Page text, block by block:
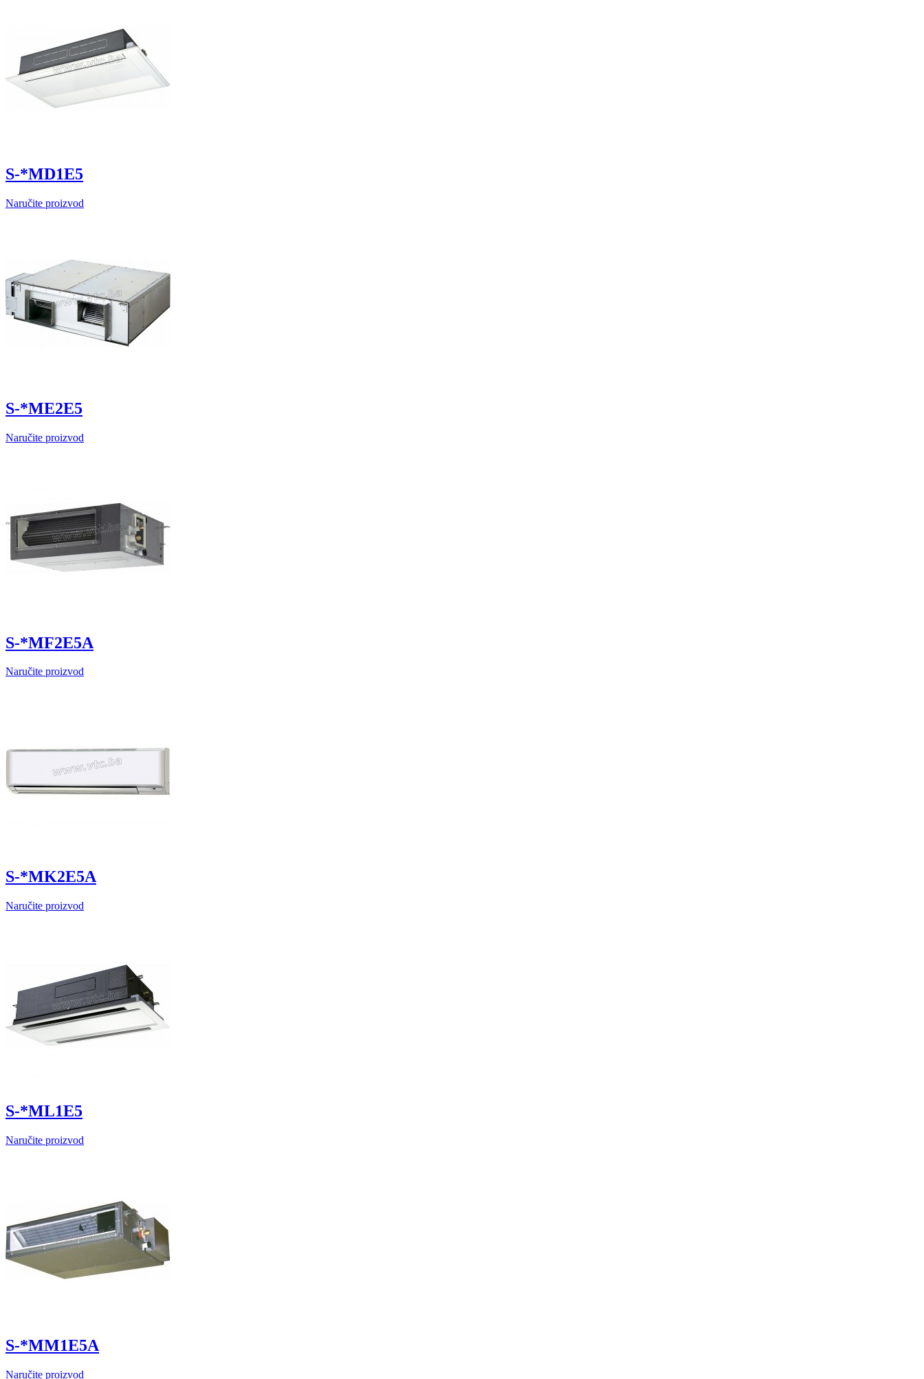
S-*MD1E5
Naručite proizvod
S-*ME2E5
Naručite proizvod
S-*MF2E5A
Naručite proizvod
S-*MK2E5A
Naručite proizvod
S-*ML1E5
Naručite proizvod
S-*MM1E5A
Naručite proizvod